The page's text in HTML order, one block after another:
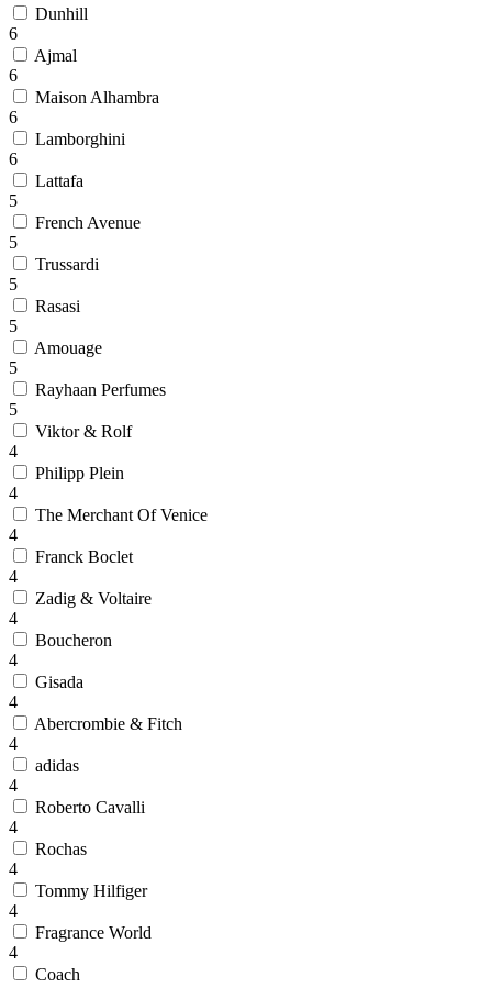
Dunhill
6
Ajmal
6
Maison Alhambra
6
Lamborghini
6
Lattafa
5
French Avenue
5
Trussardi
5
Rasasi
5
Amouage
5
Rayhaan Perfumes
5
Viktor & Rolf
4
Philipp Plein
4
The Merchant Of Venice
4
Franck Boclet
4
Zadig & Voltaire
4
Boucheron
4
Gisada
4
Abercrombie & Fitch
4
adidas
4
Roberto Cavalli
4
Rochas
4
Tommy Hilfiger
4
Fragrance World
4
Coach